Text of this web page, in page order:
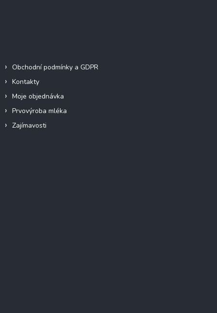
Obchodní podmínky a GDPR
Kontakty
Moje objednávka
Prvovýroba mléka
Zajímavosti